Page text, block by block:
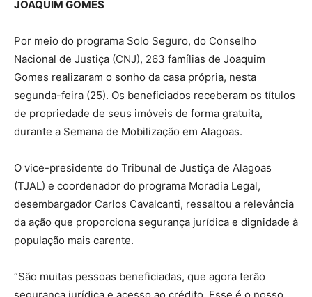
JOAQUIM GOMES
Por meio do programa Solo Seguro, do Conselho
Nacional de Justiça (CNJ), 263 famílias de Joaquim
Gomes realizaram o sonho da casa própria, nesta
segunda-feira (25). Os beneficiados receberam os títulos
de propriedade de seus imóveis de forma gratuita,
durante a Semana de Mobilização em Alagoas.
O vice-presidente do Tribunal de Justiça de Alagoas
(TJAL) e coordenador do programa Moradia Legal,
desembargador Carlos Cavalcanti, ressaltou a relevância
da ação que proporciona segurança jurídica e dignidade à
população mais carente.
“São muitas pessoas beneficiadas, que agora terão